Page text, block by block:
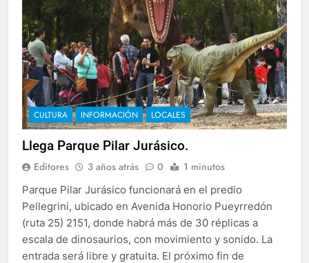
CULTURA INFORMACIÓN LOCALES
Llega Parque Pilar Jurásico.
Editores 3 años atrás 0 1 minutos
Parque Pilar Jurásico funcionará en el predio
Pellegrini, ubicado en Avenida Honorio Pueyrredón
(ruta 25) 2151, donde habrá más de 30 réplicas a
escala de dinosaurios, con movimiento y sonido. La
entrada será libre y gratuita. El próximo fin de